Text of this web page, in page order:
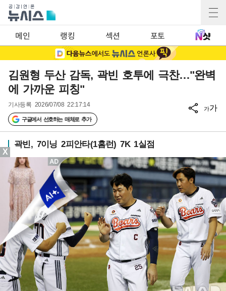
메인 랭킹 섹션 포토
김원형 두산 감독, 곽빈 호투에 극찬…"완벽
에 가까운 피칭"
기사등록 2026/07/08 22:17:14
구글에서 선호하는 매체로 추가
가가
곽빈, 7이닝 2피안타(1홈런) 7K 1실점
X